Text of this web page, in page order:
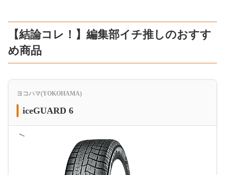
【結論コレ！】編集部イチ推しのおすす
め商品
ヨコハマ(YOKOHAMA)
iceGUARD 6
＜